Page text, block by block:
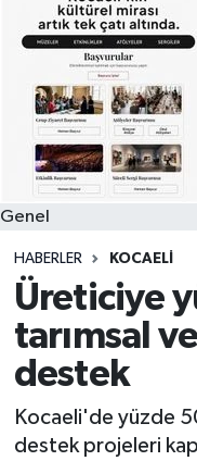
Genel
HABERLER KOCAELI
Üreticiye
tarımsal
destek
Kocaeli'de yüzde
destek projeleri